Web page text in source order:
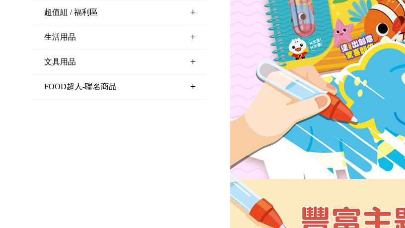
超值組 / 福利區 +
生活用品 +
文具用品 +
FOOD超人-聯名商品 +